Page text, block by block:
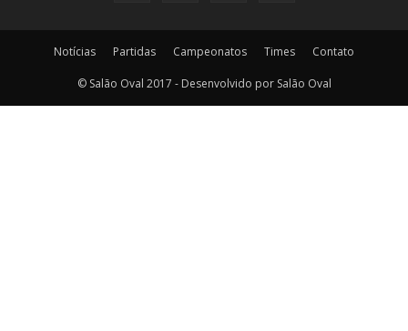
Notícias Partidas Campeonatos Times Contato
© Salão Oval 2017 - Desenvolvido por Salão Oval